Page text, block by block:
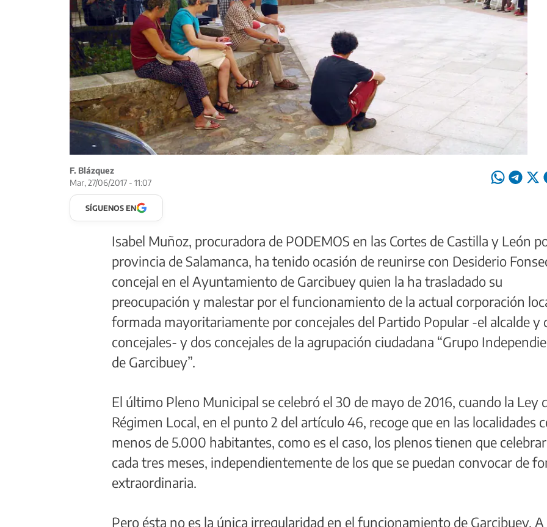
F. Blázquez
Mar, 27/06/2017 - 11:07
SÍGUENOS EN
Isabel Muñoz, procuradora de PODEMOS en las Cortes de Castilla y León
provincia de Salamanca, ha tenido ocasión de reunirse con Desiderio
concejal en el Ayuntamiento de Garcibuey quien la ha trasladado su
preocupación y malestar por el funcionamiento de la actual corporación
formada mayoritariamente por concejales del Partido Popular -el alcalde y
concejales- y dos concejales de la agrupación ciudadana “Grupo
de Garcibuey”.
El último Pleno Municipal se celebró el 30 de mayo de 2016, cuando la Ley
Régimen Local, en el punto 2 del artículo 46, recoge que en las localidades
menos de 5.000 habitantes, como es el caso, los plenos tienen que
cada tres meses, independientemente de los que se puedan convocar de
extraordinaria.
Pero ésta no es la única irregularidad en el funcionamiento de Garcibuey. A